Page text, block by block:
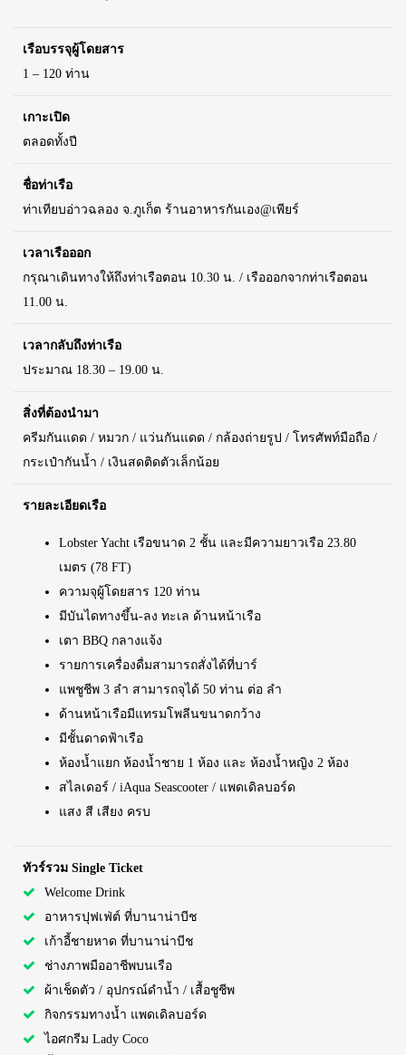
เรือบรรจุผู้โดยสาร
1 – 120 ท่าน
เกาะเปิด
ตลอดทั้งปี
ชื่อท่าเรือ
ท่าเทียบอ่าวฉลอง จ.ภูเก็ต ร้านอาหารกันเอง@เพียร์
เวลาเรือออก
กรุณาเดินทางให้ถึงท่าเรือตอน 10.30 น. / เรือออกจากท่าเรือตอน
11.00 น.
เวลากลับถึงท่าเรือ
ประมาณ 18.30 – 19.00 น.
สิ่งที่ต้องนำมา
ครีมกันแดด / หมวก / แว่นกันแดด / กล้องถ่ายรูป / โทรศัพท์มือถือ /
กระเป๋ากันน้ำ / เงินสดติดตัวเล็กน้อย
รายละเอียดเรือ
Lobster Yacht เรือขนาด 2 ชั้น และมีความยาวเรือ 23.80
เมตร (78 FT)
ความจุผู้โดยสาร 120 ท่าน
มีบันไดทางขึ้น-ลง ทะเล ด้านหน้าเรือ
เตา BBQ กลางแจ้ง
รายการเครื่องดื่มสามารถสั่งได้ที่บาร์
แพชูชีพ 3 ลำ สามารถจุได้ 50 ท่าน ต่อ ลำ
ด้านหน้าเรือมีแทรมโพลีนขนาดกว้าง
มีชั้นดาดฟ้าเรือ
ห้องน้ำแยก ห้องน้ำชาย 1 ห้อง และ ห้องน้ำหญิง 2 ห้อง
สไลเดอร์ / iAqua Seascooter / แพดเดิลบอร์ด
แสง สี เสียง ครบ
ทัวร์รวม Single Ticket
Welcome Drink
อาหารปุฟเฟ่ต์ ที่บานาน่าบีช
เก้าอี้ชายหาด ที่บานาน่าบีช
ช่างภาพมืออาชีพบนเรือ
ผ้าเช็ดตัว / อุปกรณ์ดำน้ำ / เสื้อชูชีพ
กิจกรรมทางน้ำ แพดเดิลบอร์ด
ไอศกรีม Lady Coco